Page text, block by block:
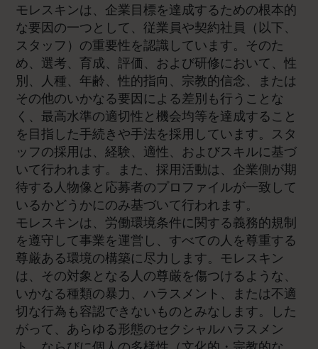
モレスキンは、企業目標を達成するための根本的
な要因の一つとして、従業員や契約社員（以下、
スタッフ）の重要性を認識しています。そのた
め、選考、育成、評価、および研修において、性
別、人種、年齢、性的指向、宗教的信念、または
その他のいかなる要因による差別も行うことな
く、最高水準の適切性と機会均等を達成すること
を目指した手続きや手法を採用しています。スタ
ッフの採用は、経験、適性、およびスキルに基づ
いて行われます。また、採用活動は、企業側が期
待する人物像と応募者のプロファイルが一致して
いるかどうかにのみ基づいて行われます。
モレスキンは、労働環境条件に関する義務的規制
を遵守して事業を運営し、すべての人を尊重する
尊厳ある環境の構築に尽力します。モレスキン
は、その対象となる人の尊厳を傷つけるような、
いかなる種類の暴力、ハラスメント、または不適
切な行為も容認できないものとみなします。した
がって、あらゆる形態のセクシャルハラスメン